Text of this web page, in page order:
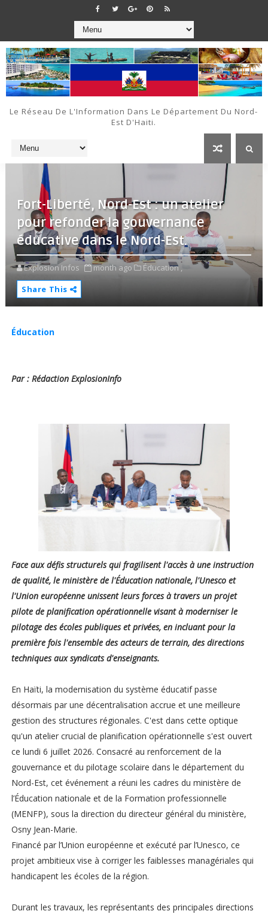
Le Réseau De L'Information Dans Le Département Du Nord-
Est D'Haiti.
Fort-Liberté, Nord-Est : un atelier
pour refonder la gouvernance
éducative dans le Nord-Est.
Explosion Infos month ago
Éducation ,
Share This
Éducation
Par : Rédaction ExplosionInfo
Face aux défis structurels qui fragilisent l'accès à une instruction
de qualité, le ministère de l'Éducation nationale, l'Unesco et
l'Union européenne unissent leurs forces à travers un projet
pilote de planification opérationnelle visant à moderniser le
pilotage des écoles publiques et privées, en incluant pour la
première fois l'ensemble des acteurs de terrain, des directions
techniques aux syndicats d'enseignants.
En Haïti, la modernisation du système éducatif passe
désormais par une décentralisation accrue et une meilleure
gestion des structures régionales. C'est dans cette optique
qu'un atelier crucial de planification opérationnelle s'est ouvert
ce lundi 6 juillet 2026. Consacré au renforcement de la
gouvernance et du pilotage scolaire dans le département du
Nord-Est, cet événement a réuni les cadres du ministère de
l’Éducation nationale et de la Formation professionnelle
(MENFP), sous la direction du directeur général du ministère,
Osny Jean-Marie.
Financé par l’Union européenne et exécuté par l’Unesco, ce
projet ambitieux vise à corriger les faiblesses managériales qui
handicapent les écoles de la région.
Durant les travaux, les représentants des principales directions